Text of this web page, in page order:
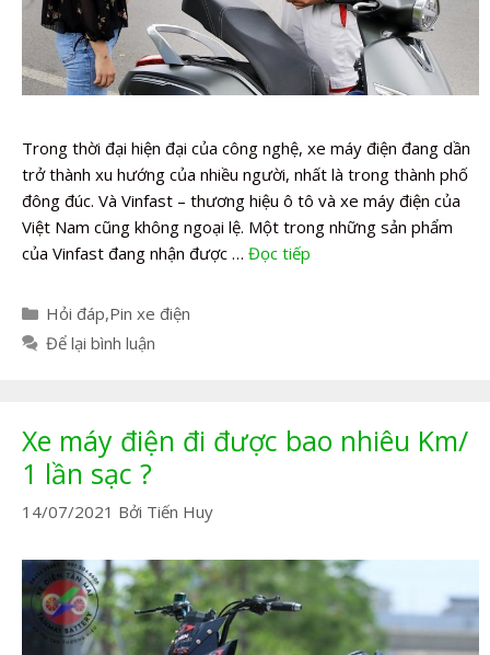
Trong thời đại hiện đại của công nghệ, xe máy điện đang dần
trở thành xu hướng của nhiều người, nhất là trong thành phố
đông đúc. Và Vinfast – thương hiệu ô tô và xe máy điện của
Việt Nam cũng không ngoại lệ. Một trong những sản phẩm
của Vinfast đang nhận được … Đọc tiếp
Danh
mục
Hỏi đáp,Pin xe điện
Để lại bình luận
Xe máy điện đi được bao nhiêu Km/
1 lần sạc ?
14/07/2021 Bởi Tiến Huy